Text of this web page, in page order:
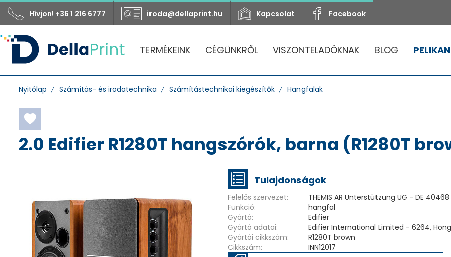
Hívjon! +36 1 216 6777 iroda@dellaprint.hu Kapcsolat Facebook
TERMÉKEINK CÉGÜNKRŐL VISZONTELADÓKNAK BLOG PELIKAN
Nyitólap Számítás- és irodatechnika Számítástechnikai kiegészítők Hangfalak
2.0 Edifier R1280T hangszórók, barna (R1280T
Tulajdonságok
Felelős szervezet:
THEMIS AR Unterstützung UG - DE
Funkció:
hangfal
Gyártó:
Edifier
Gyártó adatai:
Edifier International Limited - 6264,
Gyártói cikkszám:
R1280T brown
Cikkszám:
INN12017